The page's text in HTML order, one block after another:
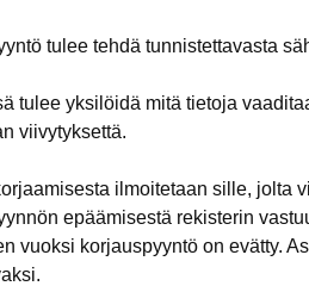
tulee tehdä tunnistettavasta
tulee yksilöidä mitä tietoja
viivytyksettä.
ilmoitetaan sille, jolta
epäämisestä rekisterin
vuoksi korjauspyyntö on evätty.